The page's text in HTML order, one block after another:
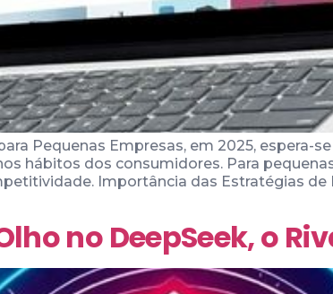
Pequenas Empresas, em 2025, espera-
hábitos dos consumidores. Para
Importância das Estratégias
no DeepSeek, o